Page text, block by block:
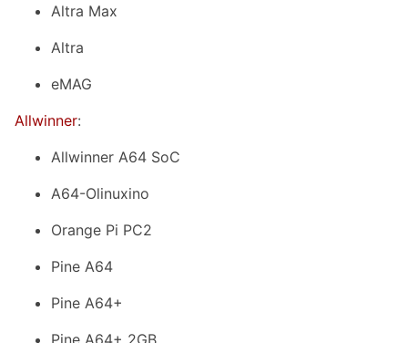
Altra Max
Altra
eMAG
Allwinner:
Allwinner A64 SoC
A64-Olinuxino
Orange Pi PC2
Pine A64
Pine A64+
Pine A64+ 2GB